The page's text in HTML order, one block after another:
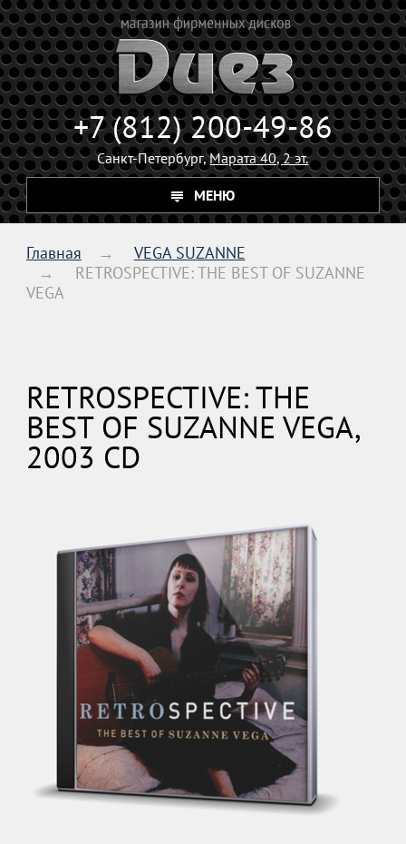
+7 (812) 200-49-86
Санкт-Петербург,Марата 40, 2 эт.
МЕНЮ
Главная
VEGA SUZANNE
RETROSPECTIVE: THE BEST OF SUZANNE
VEGA
RETROSPECTIVE: THE
BEST OF SUZANNE VEGA,
2003 CD